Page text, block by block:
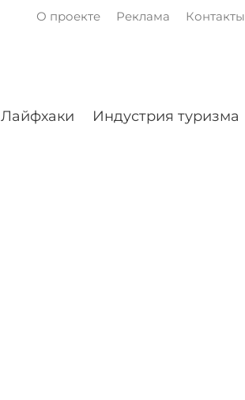
О проекте Реклама Контакты
Лайфхаки Индустрия туризма